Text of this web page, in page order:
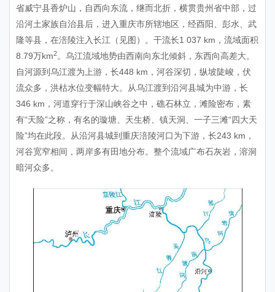
省威宁县香炉山，自西向东流，继而北折，横贯贵州省中部，过
沿河土家族自治县后，进入重庆市所辖地区，经酉阳、彭水、武
隆等县，在涪陵注入长江（见图）。干流长1 037 km，流域面积
8.79万km2。乌江流域地势由西南向东北倾斜，东西向高差大。
自河源到乌江渡为上游，长448 km，河谷深切，纵坡陡峻，伏
流众多，洪枯水位变幅特大。从乌江渡到沿河县城为中游，长
346 km，河道穿行于深山峡谷之中，礁石林立，滩险密布，素
有“天险”之称，有名的璇塘、天生桥、镇天洞、一子三滩“四大天
险”均在此段。从沿河县城到重庆涪陵河口为下游，长243 km，
河谷宽窄相间，两岸多有田地分布。整个流域广布石灰岩，溶洞
暗河众多。